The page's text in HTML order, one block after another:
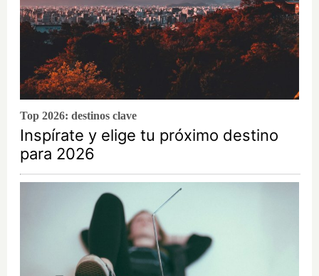
Top 2026: destinos clave
Inspírate y elige tu próximo destino
para 2026